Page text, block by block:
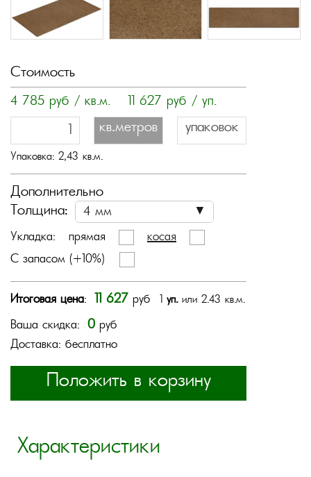
Стоимость
4 785 руб / кв.м. 11 627 руб / уп.
кв.метров упаковок
Упаковка: 2,43 кв.м.
Дополнительно
Толщина:
Укладка: прямая
косая
С запасом (+10%)
Итоговая цена: 11 627 руб 1 уп.или 2.43 кв.м.
Ваша скидка: 0 руб
Доставка: бесплатно
Положить в корзину
Характеристики